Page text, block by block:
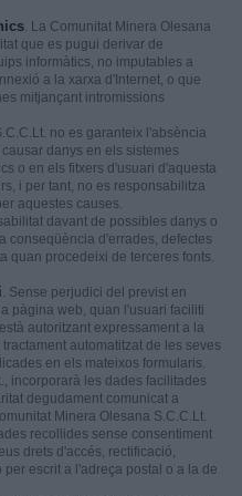
. La Comunitat Minera Olesana
que es pugui derivar de
informàtics, no imputables a
a la xarxa d'Internet, o que
mitjançant intromissions
no es garanteix l'absència
danys en els sistemes
o en els fitxers d'usuari d'aquesta
i per tant, no es responsabilitza
aquestes causes.
davant de possibles danys o
conseqüència d'errades, defectes
quan procedeixi de terceres fonts.
. Sense perjudici del previst en
pàgina web, quan l'usuari faciliti
autoritzant expressament a la
automatitzat de les seves
en els mateixos formularis.
incorporarà les dades facilitades
degudament comunicat a
Minera Olesana S.C.C.Lt.
recollides sense consentiment
drets d'accés, rectificació,
escrit a l'adreça postal o a la de